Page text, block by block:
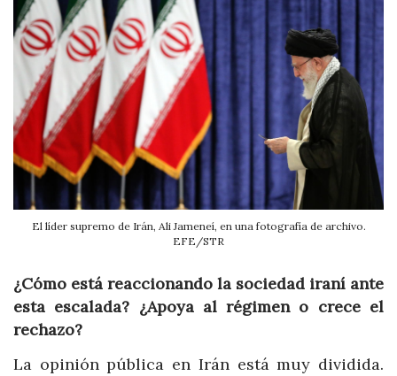
El líder supremo de Irán, Ali Jameneí, en una fotografía de archivo.
EFE/STR
¿Cómo está reaccionando la sociedad iraní ante
esta escalada? ¿Apoya al régimen o crece el
rechazo?
La opinión pública en Irán está muy dividida.